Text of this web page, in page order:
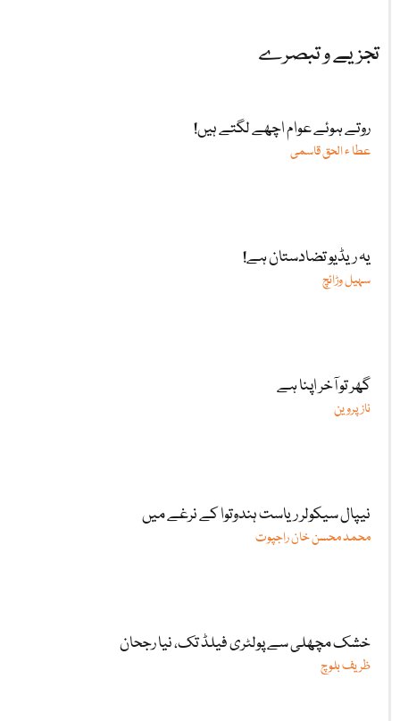
تجزیے و تبصرے
روتے ہوئے عوام اچھے لگتے ہیں!
عطا ء الحق قاسمی
یہ ریڈیو تضادستان ہے!
سہیل وڑائچ
گھر تو آخر اپنا ہے
ناز پروین
نیپال سیکولر ریاست ہندوتوا کے نرغے میں
محمد محسن خان راجپوت
خشک مچھلی سے پولٹری فیلڈ تک، نیا رجحان
ظریف بلوچ